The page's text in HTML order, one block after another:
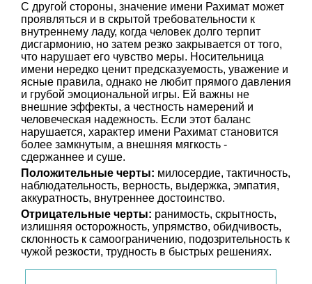
С другой стороны, значение имени Рахимат может
проявляться и в скрытой требовательности к
внутреннему ладу, когда человек долго терпит
дисгармонию, но затем резко закрывается от того,
что нарушает его чувство меры. Носительница
имени нередко ценит предсказуемость, уважение и
ясные правила, однако не любит прямого давления
и грубой эмоциональной игры. Ей важны не
внешние эффекты, а честность намерений и
человеческая надежность. Если этот баланс
нарушается, характер имени Рахимат становится
более замкнутым, а внешняя мягкость -
сдержаннее и суше.
Положительные черты: милосердие, тактичность,
наблюдательность, верность, выдержка, эмпатия,
аккуратность, внутреннее достоинство.
Отрицательные черты: ранимость, скрытность,
излишняя осторожность, упрямство, обидчивость,
склонность к самоограничению, подозрительность к
чужой резкости, трудность в быстрых решениях.